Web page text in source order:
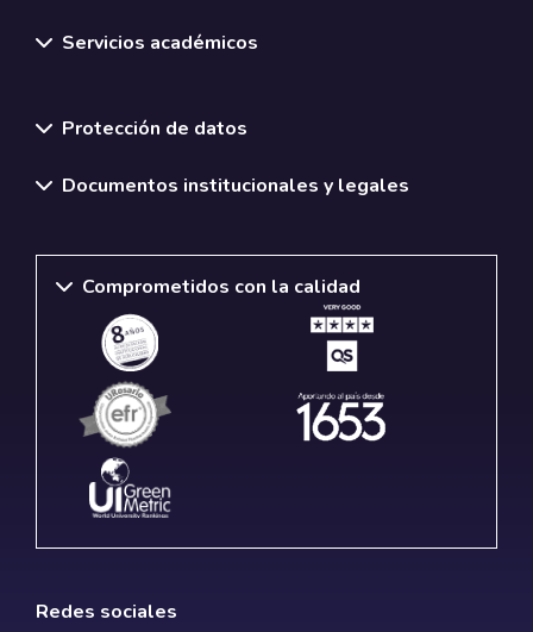
Servicios académicos
Protección de datos
Documentos institucionales y legales
Comprometidos con la calidad
Redes sociales